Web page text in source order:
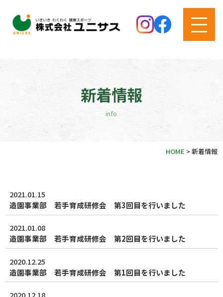
新着情報
info
HOME >新着情報
2021.01.15
造園事業部 若手育成研修会 第3回目を行いました
2021.01.08
造園事業部 若手育成研修会 第2回目を行いました
2020.12.25
造園事業部 若手育成研修会 第1回目を行いました
2020.12.18